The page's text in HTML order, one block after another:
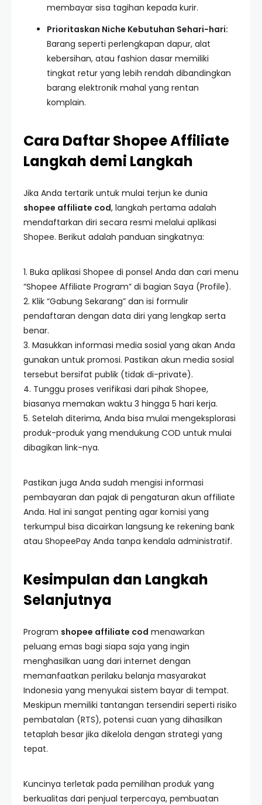
membayar sisa tagihan kepada kurir.
Prioritaskan Niche Kebutuhan Sehari-hari:
Barang seperti perlengkapan dapur, alat
kebersihan, atau fashion dasar memiliki
tingkat retur yang lebih rendah dibandingkan
barang elektronik mahal yang rentan
komplain.
Cara Daftar Shopee Affiliate
Langkah demi Langkah
Jika Anda tertarik untuk mulai terjun ke dunia
shopee affiliate cod, langkah pertama adalah
mendaftarkan diri secara resmi melalui aplikasi
Shopee. Berikut adalah panduan singkatnya:
1. Buka aplikasi Shopee di ponsel Anda dan cari menu
“Shopee Affiliate Program” di bagian Saya (Profile).
2. Klik “Gabung Sekarang” dan isi formulir
pendaftaran dengan data diri yang lengkap serta
benar.
3. Masukkan informasi media sosial yang akan Anda
gunakan untuk promosi. Pastikan akun media sosial
tersebut bersifat publik (tidak di-private).
4. Tunggu proses verifikasi dari pihak Shopee,
biasanya memakan waktu 3 hingga 5 hari kerja.
5. Setelah diterima, Anda bisa mulai mengeksplorasi
produk-produk yang mendukung COD untuk mulai
dibagikan link-nya.
Pastikan juga Anda sudah mengisi informasi
pembayaran dan pajak di pengaturan akun affiliate
Anda. Hal ini sangat penting agar komisi yang
terkumpul bisa dicairkan langsung ke rekening bank
atau ShopeePay Anda tanpa kendala administratif.
Kesimpulan dan Langkah
Selanjutnya
Program shopee affiliate cod menawarkan
peluang emas bagi siapa saja yang ingin
menghasilkan uang dari internet dengan
memanfaatkan perilaku belanja masyarakat
Indonesia yang menyukai sistem bayar di tempat.
Meskipun memiliki tantangan tersendiri seperti risiko
pembatalan (RTS), potensi cuan yang dihasilkan
tetaplah besar jika dikelola dengan strategi yang
tepat.
Kuncinya terletak pada pemilihan produk yang
berkualitas dari penjual terpercaya, pembuatan